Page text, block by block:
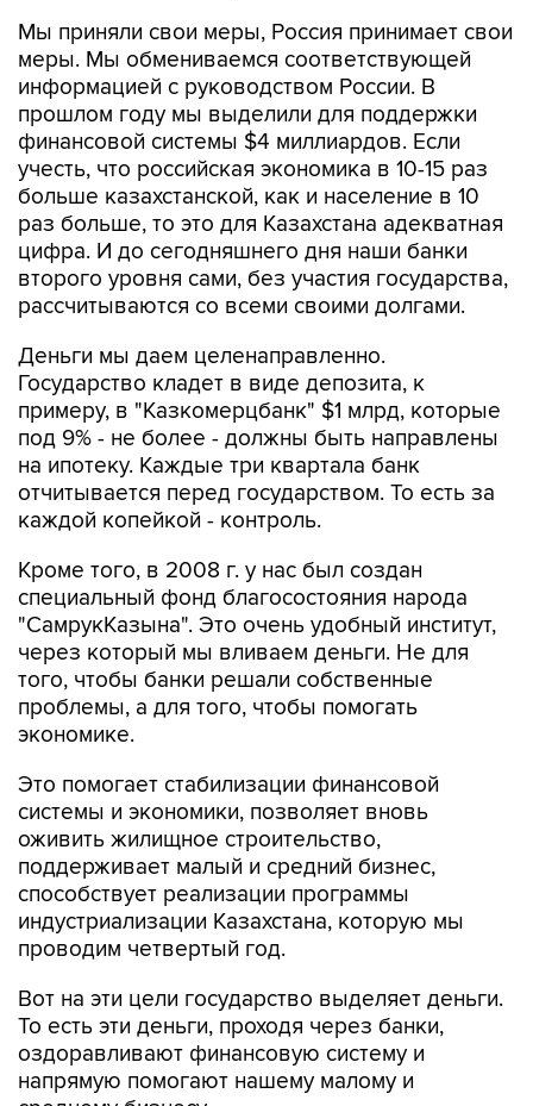
Мы приняли свои меры, Россия принимает свои
меры. Мы обмениваемся соответствующей
информацией с руководством России. В
прошлом году мы выделили для поддержки
финансовой системы $4 миллиардов. Если
учесть, что российская экономика в 10-15 раз
больше казахстанской, как и население в 10
раз больше, то это для Казахстана адекватная
цифра. И до сегодняшнего дня наши банки
второго уровня сами, без участия государства,
рассчитываются со всеми своими долгами.
Деньги мы даем целенаправленно.
Государство кладет в виде депозита, к
примеру, в "Казкомерцбанк" $1 млрд, которые
под 9% - не более - должны быть направлены
на ипотеку. Каждые три квартала банк
отчитывается перед государством. То есть за
каждой копейкой - контроль.
Кроме того, в 2008 г. у нас был создан
специальный фонд благосостояния народа
"СамрукКазына". Это очень удобный институт,
через который мы вливаем деньги. Не для
того, чтобы банки решали собственные
проблемы, а для того, чтобы помогать
экономике.
Это помогает стабилизации финансовой
системы и экономики, позволяет вновь
оживить жилищное строительство,
поддерживает малый и средний бизнес,
способствует реализации программы
индустриализации Казахстана, которую мы
проводим четвертый год.
Вот на эти цели государство выделяет деньги.
То есть эти деньги, проходя через банки,
оздоравливают финансовую систему и
напрямую помогают нашему малому и